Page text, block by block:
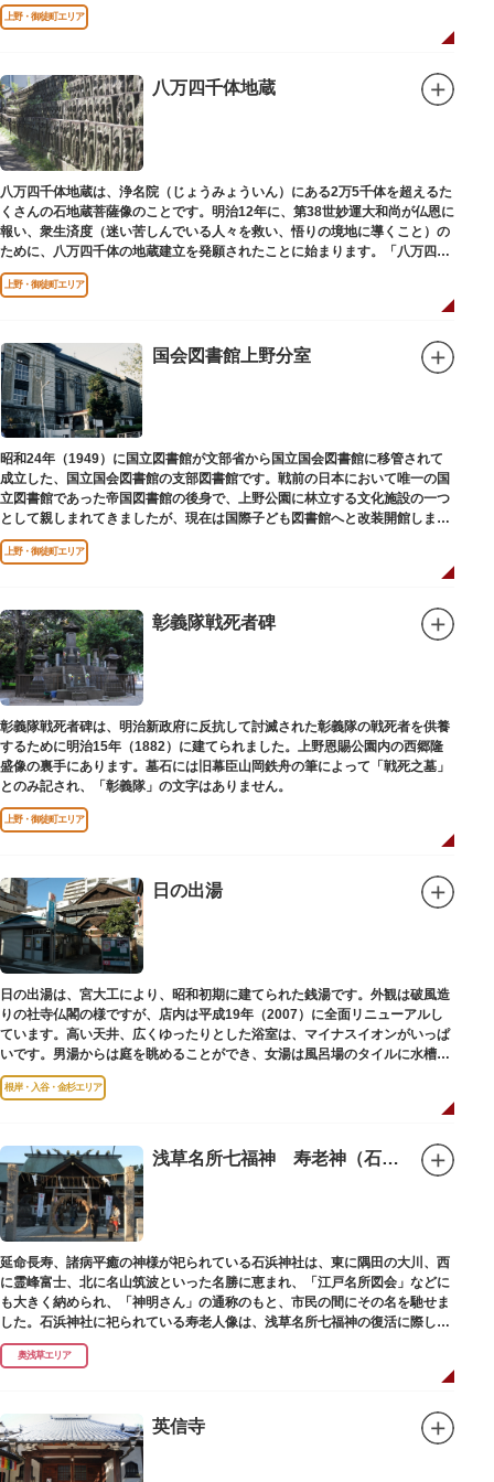
建立されました。
上野・御徒町エリア
八万四千体地蔵
八万四千体地蔵は、浄名院（じょうみょういん）にある2万5千体を超えるた
くさんの石地蔵菩薩像のことです。明治12年に、第38世妙運大和尚が仏恩に
報い、衆生済度（迷い苦しんでいる人々を救い、悟りの境地に導くこと）の
ために、八万四千体の地蔵建立を発願されたことに始まります。「八万四
千」とは仏法で無数の意味を示します。この石地蔵尊は全国各地にも造立さ
れており、これまで約5万体の石地蔵尊が造立され、今も増え続けていま
上野・御徒町エリア
国会図書館上野分室
昭和24年（1949）に国立図書館が文部省から国立国会図書館に移管されて
成立した、国立国会図書館の支部図書館です。戦前の日本において唯一の国
立図書館であった帝国図書館の後身で、上野公園に林立する文化施設の一つ
として親しまれてきましたが、現在は国際子ども図書館へと改装開館しまし
た。
上野・御徒町エリア
彰義隊戦死者碑
彰義隊戦死者碑は、明治新政府に反抗して討滅された彰義隊の戦死者を供養
するために明治15年（1882）に建てられました。上野恩賜公園内の西郷隆
盛像の裏手にあります。墓石には旧幕臣山岡鉄舟の筆によって「戦死之墓」
とのみ記され、「彰義隊」の文字はありません。
上野・御徒町エリア
日の出湯
日の出湯は、宮大工により、昭和初期に建てられた銭湯です。外観は破風造
りの社寺仏閣の様ですが、店内は平成19年（2007）に全面リニューアルし
ています。高い天井、広くゆったりとした浴室は、マイナスイオンがいっぱ
いです。男湯からは庭を眺めることができ、女湯は風呂場のタイルに水槽が
はめ込まれ、可愛い金魚が泳いでいます。
根岸・入谷・金杉エリア
浅草名所七福神 寿老神（石浜神社）
延命長寿、諸病平癒の神様が祀られている石浜神社は、東に隅田の大川、西
に霊峰富士、北に名山筑波といった名勝に恵まれ、「江戸名所図会」などに
も大きく納められ、「神明さん」の通称のもと、市民の間にその名を馳せま
した。石浜神社に祀られている寿老人像は、浅草名所七福神の復活に際し、
延命長寿の神として奉安されたものです。
奥浅草エリア
英信寺